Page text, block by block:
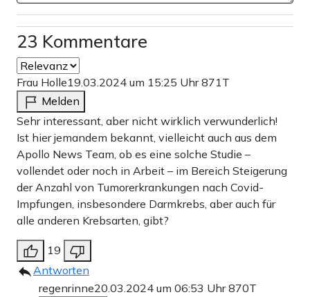
23 Kommentare
Frau Holle19.03.2024 um 15:25 Uhr871T
Melden
Sehr interessant, aber nicht wirklich verwunderlich!
Ist hier jemandem bekannt, vielleicht auch aus dem
Apollo News Team, ob es eine solche Studie –
vollendet oder noch in Arbeit – im Bereich Steigerung
der Anzahl von Tumorerkrankungen nach Covid-
Impfungen, insbesondere Darmkrebs, aber auch für
alle anderen Krebsarten, gibt?
19
Antworten
regenrinne20.03.2024 um 06:53 Uhr870T